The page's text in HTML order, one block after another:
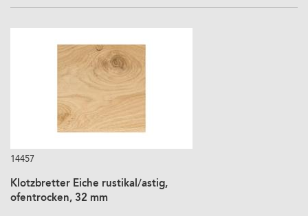
14457
Klotzbretter Eiche rustikal/astig,
ofentrocken, 32 mm